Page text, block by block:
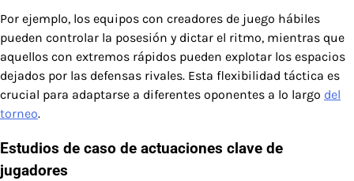
Por ejemplo, los equipos con creadores de juego hábiles
pueden controlar la posesión y dictar el ritmo, mientras que
aquellos con extremos rápidos pueden explotar los espacios
dejados por las defensas rivales. Esta flexibilidad táctica es
crucial para adaptarse a diferentes oponentes a lo largo del
torneo.
Estudios de caso de actuaciones clave de
jugadores